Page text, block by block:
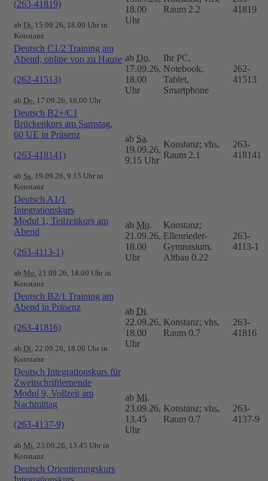
(263-41819)
ab Di. 15.09.26, 18.00 Uhr in
Konstanz
18.00
Uhr
Raum 2.2
41819
Deutsch C1/2 Training am
Abend, online von zu Hause
(262-41513)
ab Do. 17.09.26, 18.00 Uhr
ab Do.
17.09.26,
18.00
Uhr
Ihr PC,
Notebook,
Tablet,
Smartphone
262-
41513
Deutsch B2+/C1
Brückenkurs am Samstag,
60 UE in Präsenz
(263-418141)
ab Sa. 19.09.26, 9.15 Uhr in
Konstanz
ab Sa.
19.09.26,
9.15 Uhr
Konstanz; vhs,
Raum 2.1
263-
418141
Deutsch A1/1
Integrationskurs
Modul 1, Teilzeitkurs am
Abend
(263-4113-1)
ab Mo. 21.09.26, 18.00 Uhr in
Konstanz
ab Mo.
21.09.26,
18.00
Uhr
Konstanz;
Ellenrieder-
Gymnasium,
Altbau 0.22
263-
4113-1
Deutsch B2/1 Training am
Abend in Präsenz
(263-41816)
ab Di. 22.09.26, 18.00 Uhr in
Konstanz
ab Di.
22.09.26,
18.00
Uhr
Konstanz; vhs,
Raum 0.7
263-
41816
Deutsch Integrationskurs für
Zweitschriftlernende
Modul 9, Vollzeit am
Nachmittag
(263-4137-9)
ab Mi. 23.09.26, 13.45 Uhr in
Konstanz
ab Mi.
23.09.26,
13.45
Uhr
Konstanz; vhs,
Raum 0.7
263-
4137-9
Deutsch Orientierungskurs